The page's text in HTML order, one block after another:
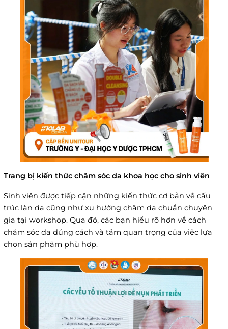
Trang bị kiến thức chăm sóc da khoa học cho sinh viên
Sinh viên được tiếp cận những kiến thức cơ bản về cấu
trúc làn da cũng như xu hướng chăm da chuẩn chuyên
gia tại workshop. Qua đó, các bạn hiểu rõ hơn về cách
chăm sóc da đúng cách và tầm quan trọng của việc lựa
chọn sản phẩm phù hợp.